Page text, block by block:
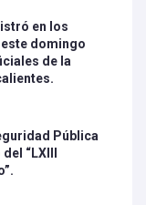
en los
domingo
de la
Pública
“LXIII